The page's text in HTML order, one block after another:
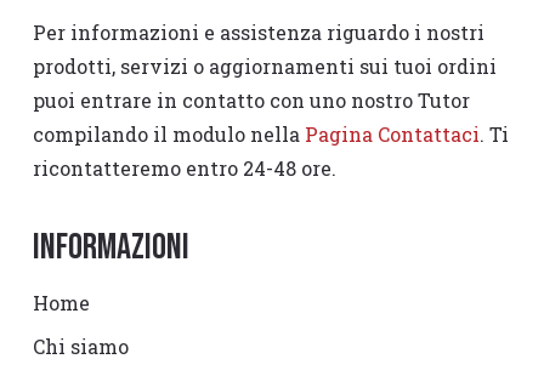
Per informazioni e assistenza riguardo i nostri
prodotti, servizi o aggiornamenti sui tuoi ordini
puoi entrare in contatto con uno nostro Tutor
compilando il modulo nella Pagina Contattaci. Ti
ricontatteremo entro 24-48 ore.
Informazioni
Home
Chi siamo